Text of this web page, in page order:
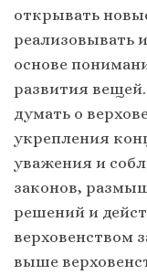
открывать
реализовывать
основе
развития
думать о
укрепления
уважения и
законов,
решений и
верховенством
выше